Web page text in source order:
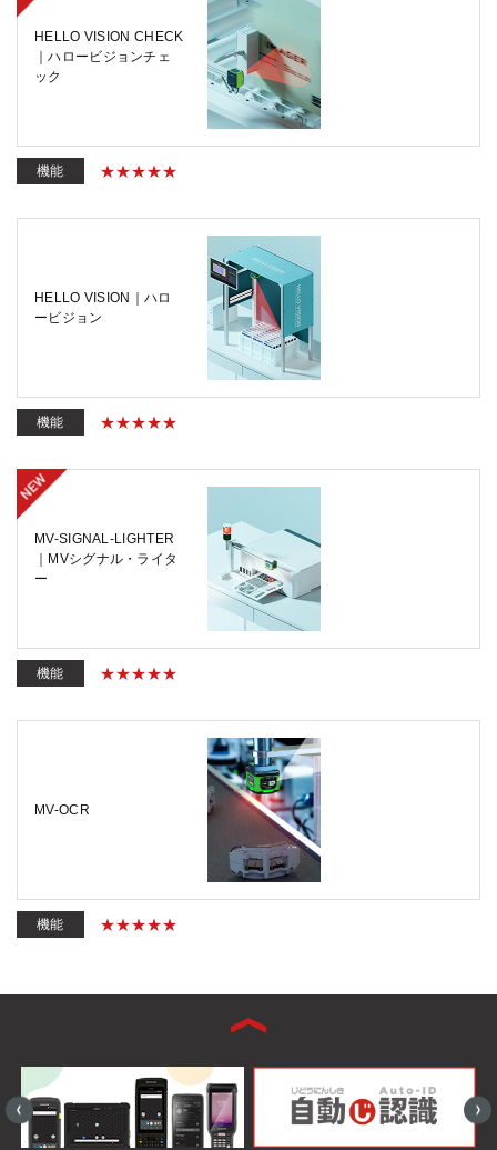
HELLO VISION CHECK
｜ハロービジョンチェ
ック
機能
HELLO VISION｜ハロ
ービジョン
機能
MV-SIGNAL-LIGHTER
｜MVシグナル・ライタ
ー
機能
MV-OCR
機能